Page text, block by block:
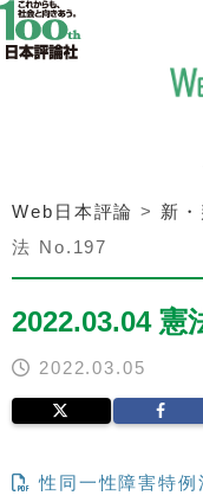
Web日本評論 > 新
法 No.197
2022.03.04 憲
2022.03.05
性同一性障害特